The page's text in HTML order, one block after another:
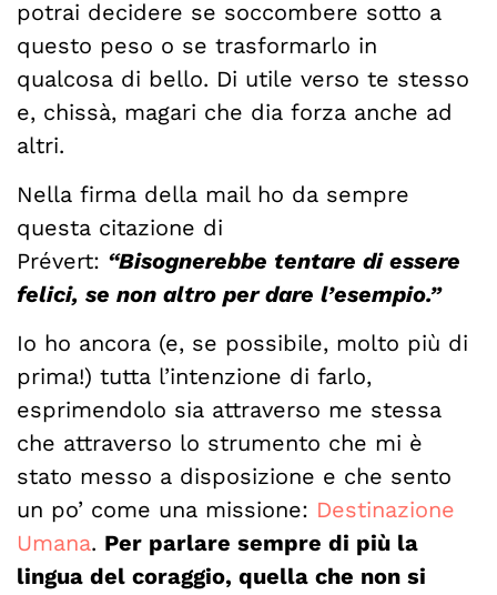
potrai decidere se soccombere sotto a
questo peso o se trasformarlo in
qualcosa di bello. Di utile verso te stesso
e, chissà, magari che dia forza anche ad
altri.
Nella firma della mail ho da sempre
questa citazione di
Prévert: “Bisognerebbe tentare di essere
felici, se non altro per dare l’esempio.”
Io ho ancora (e, se possibile, molto più di
prima!) tutta l’intenzione di farlo,
esprimendolo sia attraverso me stessa
che attraverso lo strumento che mi è
stato messo a disposizione e che sento
un po’ come una missione: Destinazione
Umana. Per parlare sempre di più la
lingua del coraggio, quella che non si